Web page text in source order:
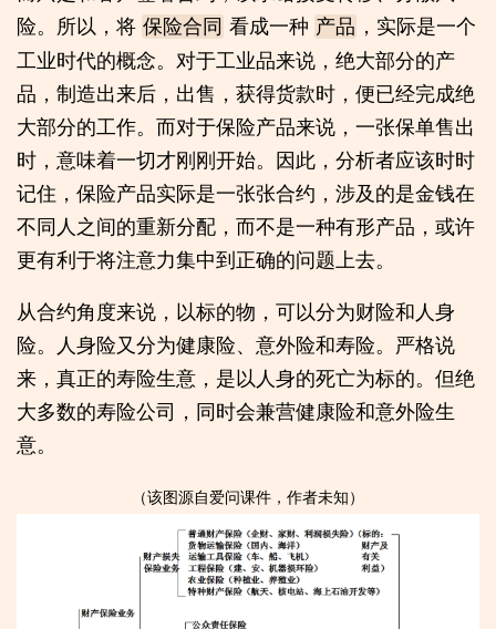
险。所以，将 保险合同 看成一种 产品 ，实际是一个
工业时代的概念。对于工业品来说，绝大部分的产
品，制造出来后，出售，获得货款时，便已经完成绝
大部分的工作。而对于保险产品来说，一张保单售出
时，意味着一切才刚刚开始。因此，分析者应该时时
记住，保险产品实际是一张张合约，涉及的是金钱在
不同人之间的重新分配，而不是一种有形产品，或许
更有利于将注意力集中到正确的问题上去。
从合约角度来说，以标的物，可以分为财险和人身
险。人身险又分为健康险、意外险和寿险。严格说
来，真正的寿险生意，是以人身的死亡为标的。但绝
大多数的寿险公司，同时会兼营健康险和意外险生
意。
（该图源自爱问课件，作者未知）